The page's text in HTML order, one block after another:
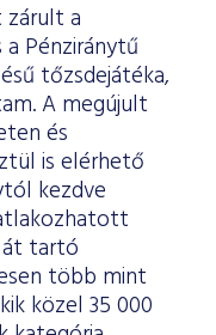
a
Pénziránytű
tőzsdejátéka,
A megújult
és
is elérhető
kezdve
át tartó
több mint
közel 35 000